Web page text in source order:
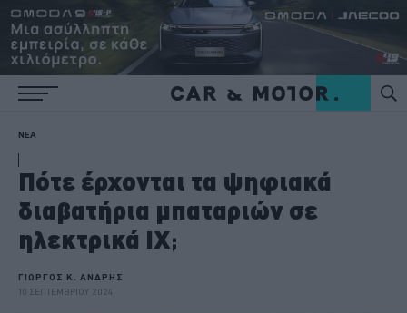
ΝΕΑ
Πότε έρχονται τα ψηφιακά
διαβατήρια μπαταριών σε
ηλεκτρικά ΙΧ;
ΓΙΩΡΓΟΣ Κ. ΑΝΔΡΗΣ
10 ΣΕΠΤΕΜΒΡΙΟΥ 2024